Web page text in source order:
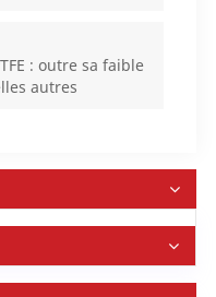
: outre sa faible
autres